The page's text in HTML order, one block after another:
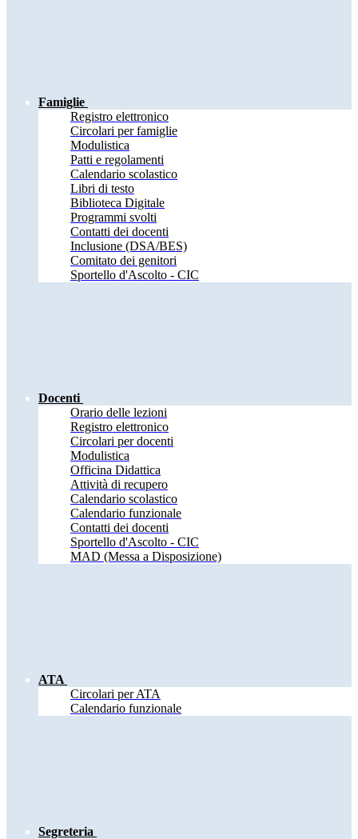
Famiglie
Registro elettronico
Circolari per famiglie
Modulistica
Patti e regolamenti
Calendario scolastico
Libri di testo
Biblioteca Digitale
Programmi svolti
Contatti dei docenti
Inclusione (DSA/BES)
Comitato dei genitori
Sportello d'Ascolto - CIC
Docenti
Orario delle lezioni
Registro elettronico
Circolari per docenti
Modulistica
Officina Didattica
Attività di recupero
Calendario scolastico
Calendario funzionale
Contatti dei docenti
Sportello d'Ascolto - CIC
MAD (Messa a Disposizione)
ATA
Circolari per ATA
Calendario funzionale
Segreteria